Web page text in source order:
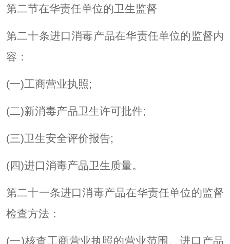
第二节在华责任单位的卫生监督
第二十条进口消毒产品在华责任单位的监督内
容：
(一)工商营业执照;
(二)新消毒产品卫生许可批件;
(三)卫生安全评价报告;
(四)进口消毒产品卫生质量。
第二十一条进口消毒产品在华责任单位的监督
检查方法：
(一)核查工商营业执照的营业范围、进口产品